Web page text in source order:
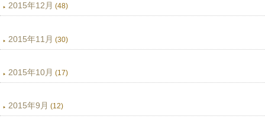
2015年12月 (48)
2015年11月 (30)
2015年10月 (17)
2015年9月 (12)